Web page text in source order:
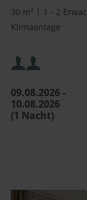
30 m² | 1 - 2
Klimaanlage
Mindestbelegung:
Maximalbelegung:
09.08.2026 -
10.08.2026
(1 Nacht)